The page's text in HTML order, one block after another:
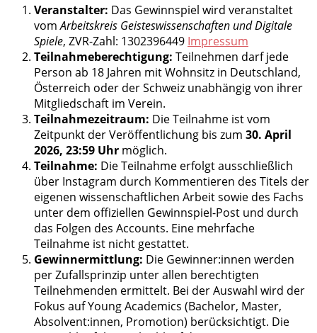
Veranstalter: Das Gewinnspiel wird veranstaltet
vomArbeitskreis Geisteswissenschaften und Digitale
Spiele, ZVR-Zahl: 1302396449 Impressum
Teilnahmeberechtigung: Teilnehmen darf jede
Person ab 18 Jahren mit Wohnsitz in Deutschland,
Österreich oder der Schweiz unabhängig von ihrer
Mitgliedschaft im Verein.
Teilnahmezeitraum: Die Teilnahme ist vom
Zeitpunkt der Veröffentlichung bis zum 30. April
2026, 23:59 Uhr möglich.
Teilnahme: Die Teilnahme erfolgt ausschließlich
über Instagram durch Kommentieren des Titels der
eigenen wissenschaftlichen Arbeit sowie des Fachs
unter dem offiziellen Gewinnspiel-Post und durch
das Folgen des Accounts. Eine mehrfache
Teilnahme ist nicht gestattet.
Gewinnermittlung: Die Gewinner:innen werden
per Zufallsprinzip unter allen berechtigten
Teilnehmenden ermittelt. Bei der Auswahl wird der
Fokus auf Young Academics (Bachelor, Master,
Absolvent:innen, Promotion) berücksichtigt. Die